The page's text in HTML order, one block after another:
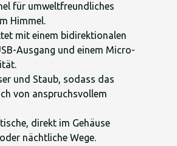
für umweltfreundliches
Himmel.
mit einem bidirektionalen
Ausgang und einem Micro-
und Staub, sodass das
von anspruchsvollem
direkt im Gehäuse
nächtliche Wege.